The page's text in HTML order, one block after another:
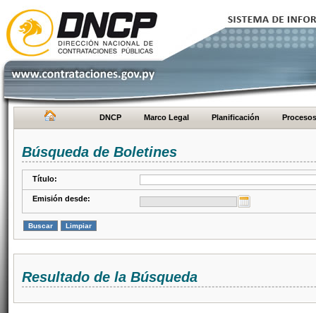
DNCP Marco Legal Planificación Procesos
Búsqueda de Boletines
Título:
Emisión desde:
Resultado de la Búsqueda